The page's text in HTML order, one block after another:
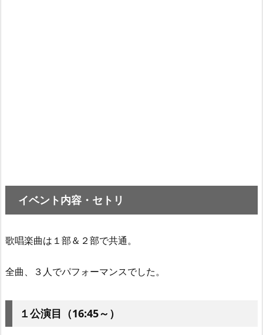
イベント内容・セトリ
歌唱楽曲は１部＆２部で共通。
全曲、３人でパフォーマンスでした。
１公演目（16:45～）